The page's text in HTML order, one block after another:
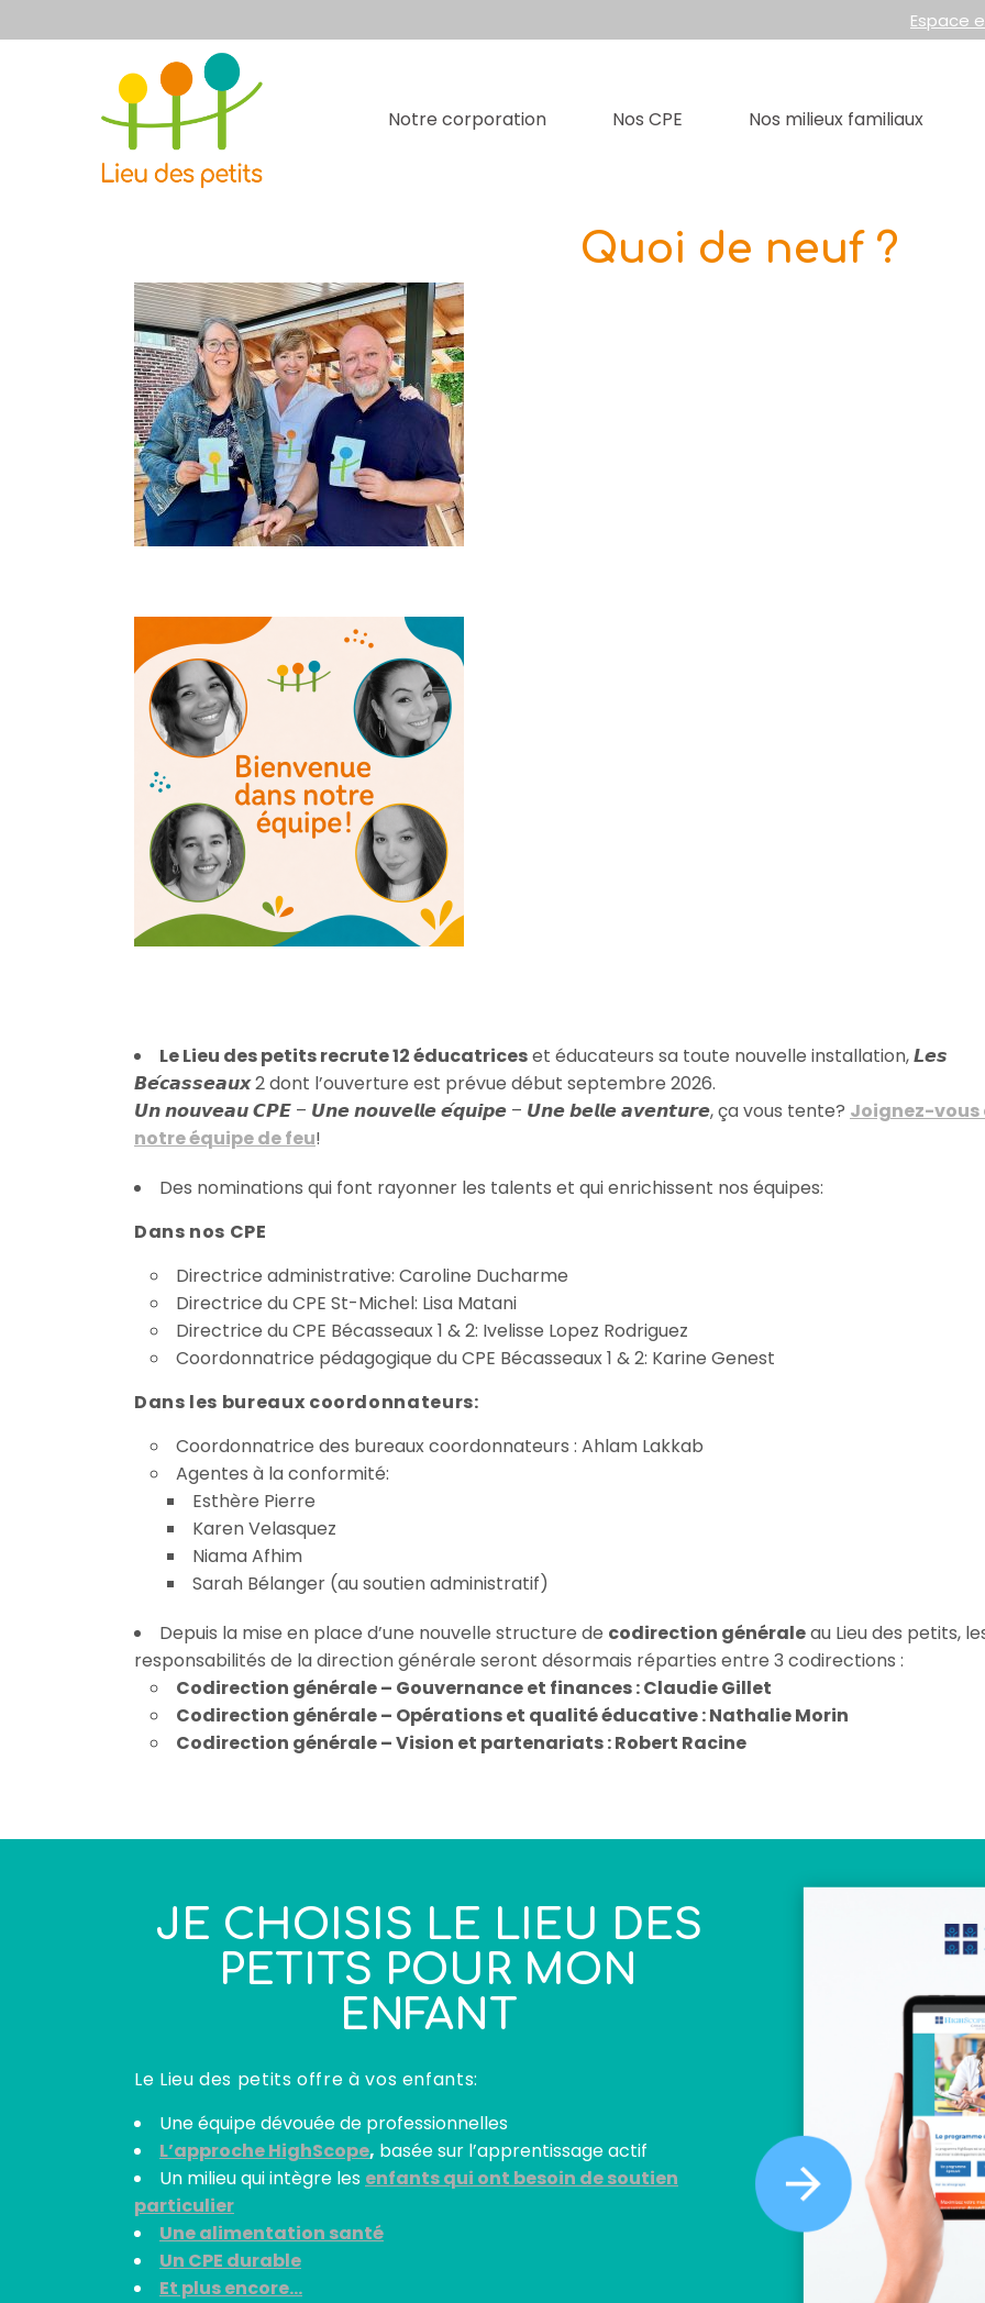
Espace
Notre corporation Nos CPE Nos milieux familiaux
Quoi de neuf ?
Le Lieu des petits recrute 12 éducatriceset éducateurs sa toute nouvelle installation, 𝙇𝙚𝙨
𝘽𝙚́𝙘𝙖𝙨𝙨𝙚𝙖𝙪𝙭 2 dont l’ouverture est prévue début septembre 2026.
𝙐𝙣 𝙣𝙤𝙪𝙫𝙚𝙖𝙪 𝘾𝙋𝙀 – 𝙐𝙣𝙚 𝙣𝙤𝙪𝙫𝙚𝙡𝙡𝙚 𝙚́𝙦𝙪𝙞𝙥𝙚 – 𝙐𝙣𝙚 𝙗𝙚𝙡𝙡𝙚 𝙖𝙫𝙚𝙣𝙩𝙪𝙧𝙚, ça vous tente? Joignez-vous
notre équipe de feu!
Des nominations qui font rayonner les talents et qui enrichissent nos équipes:
Dans nos CPE
Directrice administrative: Caroline Ducharme
Directrice du CPE St-Michel: Lisa Matani
Directrice du CPE Bécasseaux 1 & 2: Ivelisse Lopez Rodriguez
Coordonnatrice pédagogique du CPE Bécasseaux 1 & 2: Karine Genest
Dans les bureaux coordonnateurs:
Coordonnatrice des bureaux coordonnateurs : Ahlam Lakkab
Agentes à la conformité:
Esthère Pierre
Karen Velasquez
Niama Afhim
Sarah Bélanger (au soutien administratif)
Depuis la mise en place d’une nouvelle structure de codirection généraleau Lieu des petits,
responsabilités de la direction générale seront désormais réparties entre 3 codirections :
Codirection générale – Gouvernance et finances :Claudie Gillet
Codirection générale – Opérations et qualité éducative :Nathalie Morin
Codirection générale – Vision et partenariats :Robert Racine
JE CHOISIS LE LIEU DES
PETITS POUR MON
ENFANT
Le Lieu des petits offre à vos enfants:
Une équipe dévouée de professionnelles
L’approche HighScope, basée sur l’apprentissage actif
Un milieu qui intègre les enfants qui ont besoin de soutien
particulier
Une alimentation santé
Un CPE durable
Et plus encore…